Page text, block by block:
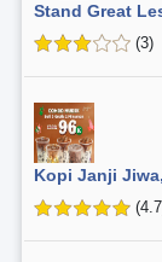
Stand Great
(3)
Kopi Janji